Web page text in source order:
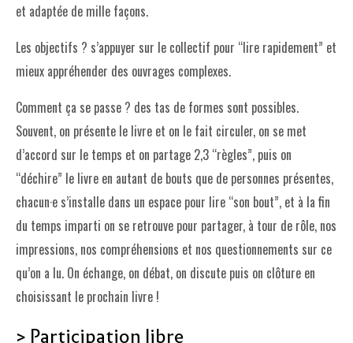
et adaptée de mille façons.
Les objectifs ? s’appuyer sur le collectif pour “lire rapidement” et
mieux appréhender des ouvrages complexes.
Comment ça se passe ? des tas de formes sont possibles.
Souvent, on présente le livre et on le fait circuler, on se met
d’accord sur le temps et on partage 2,3 “règles”, puis on
“déchire” le livre en autant de bouts que de personnes présentes,
chacun·e s’installe dans un espace pour lire “son bout”, et à la fin
du temps imparti on se retrouve pour partager, à tour de rôle, nos
impressions, nos compréhensions et nos questionnements sur ce
qu’on a lu. On échange, on débat, on discute puis on clôture en
choisissant le prochain livre !
> Participation libre